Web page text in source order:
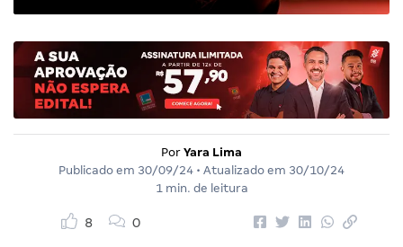
Por Yara Lima
Publicado em 30/09/24 • Atualizado em 30/10/24
1 min. de leitura
8 0